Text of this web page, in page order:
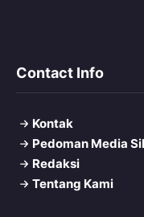
Contact Info
Kontak
Pedoman Media
Redaksi
Tentang Kami